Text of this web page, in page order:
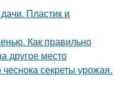
Пластик и
Как правильно
другое место
секреты урожая.